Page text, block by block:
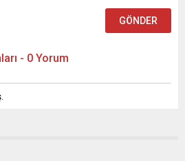
- 0 Yorum